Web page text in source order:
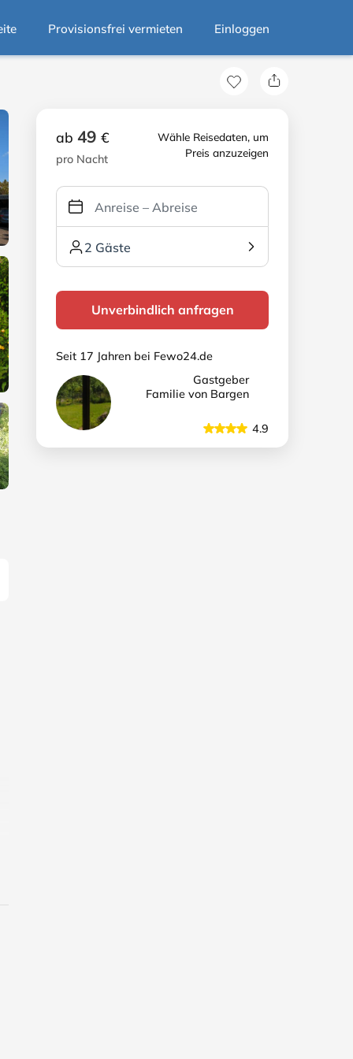
Provisionsfrei vermieten Einloggen
Wähle Reisedaten, um
Preis anzuzeigen
ab 49 €
pro Nacht
2 Gäste
Unverbindlich anfragen
Seit 17 Jahren bei Fewo24.de
Gastgeber
Familie von Bargen
4.9